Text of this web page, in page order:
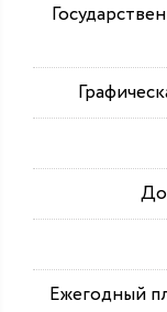
Ежегодный